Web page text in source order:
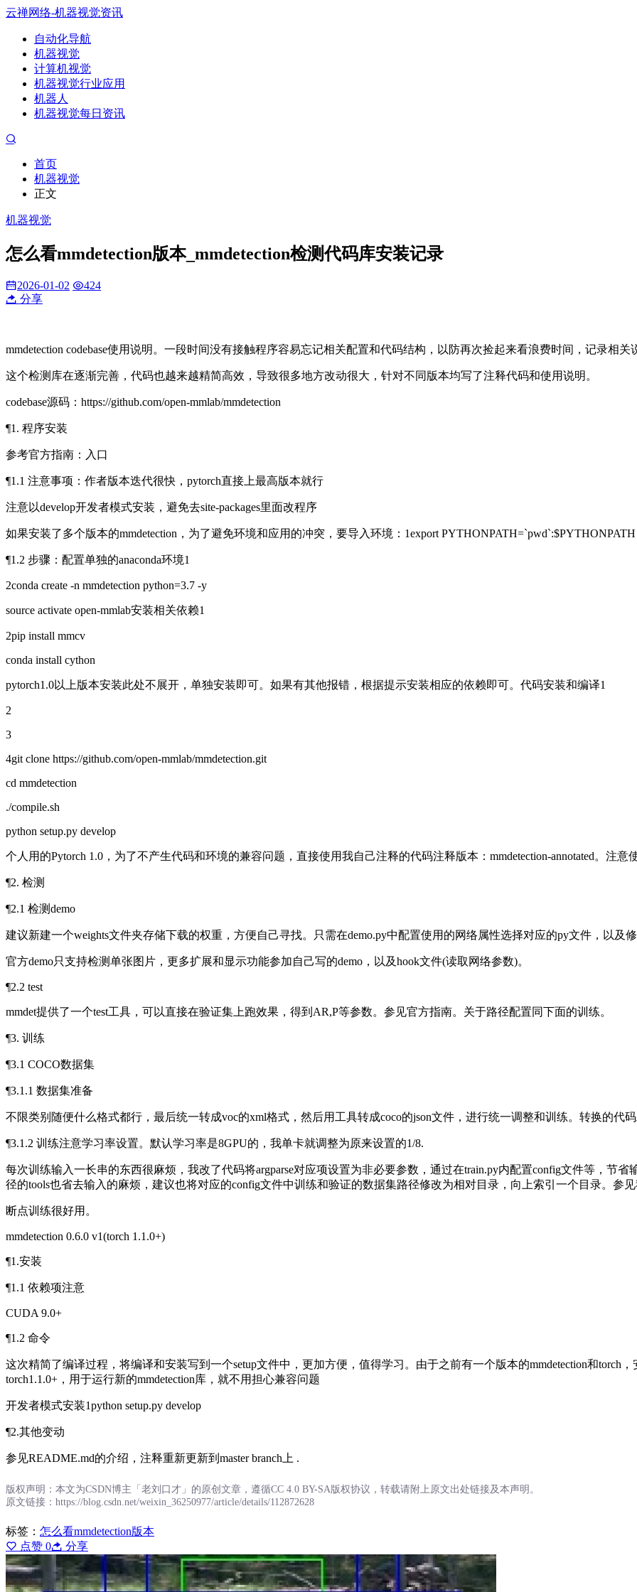
云禅网络-机器视觉资讯
自动化导航
机器视觉
计算机视觉
机器视觉行业应用
机器人
机器视觉每日资讯
首页
机器视觉
正文
机器视觉
怎么看mmdetection版本_mmdetection检测代码库安装记录
2026-01-02
424
分享
mmdetection codebase使用说明。一段时间没有接触程序容易忘记相关配置和代码结构，以防再次捡起来看浪费时间，记录相关
这个检测库在逐渐完善，代码也越来越精简高效，导致很多地方改动很大，针对不同版本均写了注释代码和使用说明。
codebase源码：https://github.com/open-mmlab/mmdetection
¶1. 程序安装
参考官方指南：入口
¶1.1 注意事项：作者版本迭代很快，pytorch直接上最高版本就行
注意以develop开发者模式安装，避免去site-packages里面改程序
如果安装了多个版本的mmdetection，为了避免环境和应用的冲突，要导入环境：1export PYTHONPATH=`pwd`:$PYTHONPATH
¶1.2 步骤：配置单独的anaconda环境1
2conda create -n mmdetection python=3.7 -y
source activate open-mmlab安装相关依赖1
2pip install mmcv
conda install cython
pytorch1.0以上版本安装此处不展开，单独安装即可。如果有其他报错，根据提示安装相应的依赖即可。代码安装和编译1
2
3
4git clone https://github.com/open-mmlab/mmdetection.git
cd mmdetection
./compile.sh
python setup.py develop
个人用的Pytorch 1.0，为了不产生代码和环境的兼容问题，直接使用我自己注释的代码注释版本：mmdetection-annotated。注意
¶2. 检测
¶2.1 检测demo
建议新建一个weights文件夹存储下载的权重，方便自己寻找。只需在demo.py中配置使用的网络属性选择对应的py文件，以及
官方demo只支持检测单张图片，更多扩展和显示功能参加自己写的demo，以及hook文件(读取网络参数)。
¶2.2 test
mmdet提供了一个test工具，可以直接在验证集上跑效果，得到AR,P等参数。参见官方指南。关于路径配置同下面的训练。
¶3. 训练
¶3.1 COCO数据集
¶3.1.1 数据集准备
不限类别随便什么格式都行，最后统一转成voc的xml格式，然后用工具转成coco的json文件，进行统一调整和训练。转换的代
¶3.1.2 训练注意学习率设置。默认学习率是8GPU的，我单卡就调整为原来设置的1/8.
每次训练输入一长串的东西很麻烦，我改了代码将argparse对应项设置为非必要参数，通过在train.py内配置config文件等，节省
径的tools也省去输入的麻烦，建议也将对应的config文件中训练和验证的数据集路径修改为相对目录，向上索引一个目录。参见
断点训练很好用。
mmdetection 0.6.0 v1(torch 1.1.0+)
¶1.安装
¶1.1 依赖项注意
CUDA 9.0+
¶1.2 命令
这次精简了编译过程，将编译和安装写到一个setup文件中，更加方便，值得学习。由于之前有一个版本的mmdetection和torch
torch1.1.0+，用于运行新的mmdetection库，就不用担心兼容问题
开发者模式安装1python setup.py develop
¶2.其他变动
参见README.md的介绍，注释重新更新到master branch上 .
版权声明：本文为CSDN博主「老刘口才」的原创文章，遵循CC 4.0 BY-SA版权协议，转载请附上原文出处链接及本声明。
原文链接：https://blog.csdn.net/weixin_36250977/article/details/112872628
标签： 怎么看mmdetection版本
点赞 0 分享